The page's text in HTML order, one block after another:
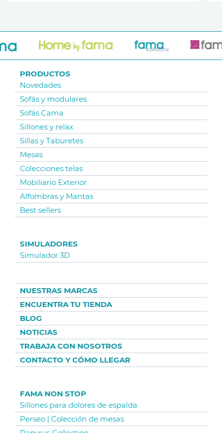
PRODUCTOS
Novedades
Sofás y modulares
Sofás Cama
Sillones y relax
Sillas y Taburetes
Mesas
Colecciones telas
Mobiliario Exterior
Alfombras y Mantas
Best sellers
SIMULADORES
Simulador 3D
NUESTRAS MARCAS
ENCUENTRA TU TIENDA
BLOG
NOTICIAS
TRABAJA CON NOSOTROS
CONTACTO Y CÓMO LLEGAR
FAMA NON STOP
Sillones para dolores de espalda
Perseo | Colección de mesas